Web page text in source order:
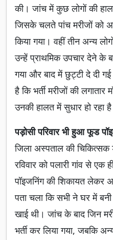
की। जांच में कुछ लोगों की
जिसके चलते पांच मरीजों को
किया गया। वहीं तीन अन्य
उन्हें प्राथमिक उपचार देने के
गया और बाद में छुट्टी दे दी
है कि भर्ती मरीजों की लगातार
उनकी हालत में सुधार हो रहा
पड़ोसी परिवार भी हुआ फूड
जिला अस्पताल की चिकित्सक
रविवार को पलारी गांव से
पॉइजनिंग की शिकायत लेकर
पता चला कि सभी ने घर में
खाई थी। जांच के बाद जिन
भर्ती कर लिया गया, जबकि